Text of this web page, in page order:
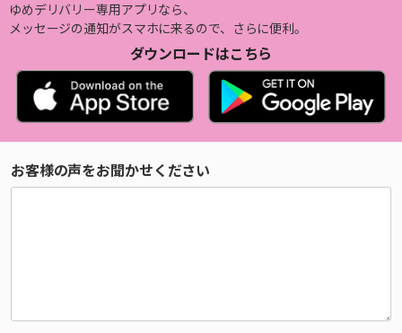
ゆめデリバリー専用アプリなら、
メッセージの通知がスマホに来るので、さらに便利。
ダウンロードはこちら
お客様の声をお聞かせください